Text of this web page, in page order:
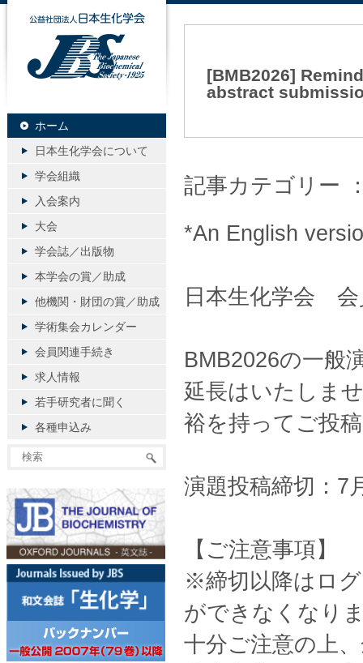
[BMB2026]
abstract
記事カテゴリー
*An English
日本生化学会 会
BMB2026の一般
延長はいたしま
裕を持ってご投
演題投稿締切：7
【ご注意事項】
※締切以降はロ
ができなくなり
十分ご注意の上
公益社団法人日本生化学会
ホーム
日本生化学会について
学会組織
入会案内
大会
学会誌／出版物
本学会の賞／助成
他機関・財団の賞／助成
学術集会カレンダー
会員関連手続き
求人情報
若手研究者に聞く
各種申込み